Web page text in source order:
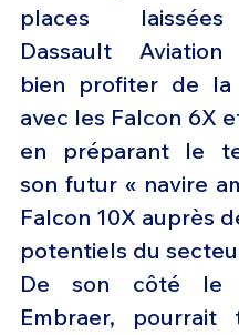
places
Dassault
bien profiter de la
avec les Falcon 6X
en préparant le
son futur « navire
Falcon 10X auprès
potentiels du
De son côté le
Embraer, pourrait